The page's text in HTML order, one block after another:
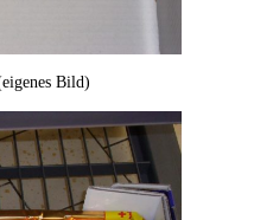
Bild)